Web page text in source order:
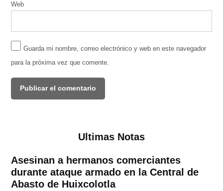
Web
Guarda mi nombre, correo electrónico y web en este navegador
para la próxima vez que comente.
Ultimas Notas
Asesinan a hermanos comerciantes
durante ataque armado en la Central de
Abasto de Huixcolotla